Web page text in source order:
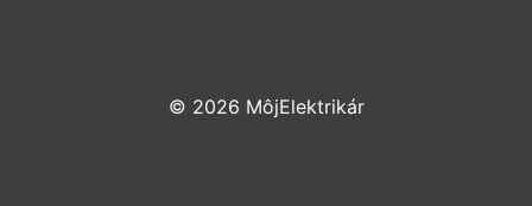
© 2026 MôjElektrikár